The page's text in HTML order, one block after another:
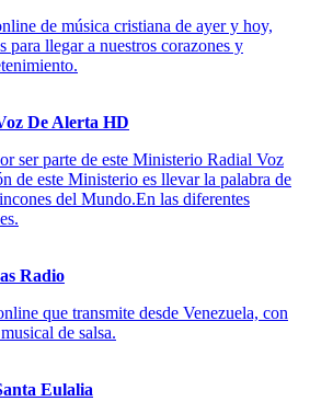
de música cristiana de ayer y hoy,
para llegar a nuestros corazones y
De Alerta HD
ser parte de este Ministerio Radial Voz
de este Ministerio es llevar la palabra de
del Mundo.En las diferentes
Radio
que transmite desde Venezuela, con
de salsa.
Eulalia